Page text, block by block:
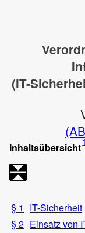
(IT-
Inhaltsübersicht
§ 1
IT-Sicherheit
§ 2 Einsatz von